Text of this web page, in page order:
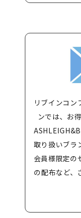
リブインコン
ンでは、お
取り扱いブラ
会員様限定の
の配布など、